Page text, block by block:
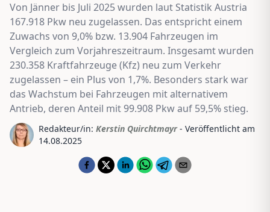
Von Jänner bis Juli 2025 wurden laut Statistik Austria
167.918 Pkw neu zugelassen. Das entspricht einem
Zuwachs von 9,0% bzw. 13.904 Fahrzeugen im
Vergleich zum Vorjahreszeitraum. Insgesamt wurden
230.358 Kraftfahrzeuge (Kfz) neu zum Verkehr
zugelassen – ein Plus von 1,7%. Besonders stark war
das Wachstum bei Fahrzeugen mit alternativem
Antrieb, deren Anteil mit 99.908 Pkw auf 59,5% stieg.
Redakteur/in: Kerstin Quirchtmayr - Veröffentlicht am
14.08.2025